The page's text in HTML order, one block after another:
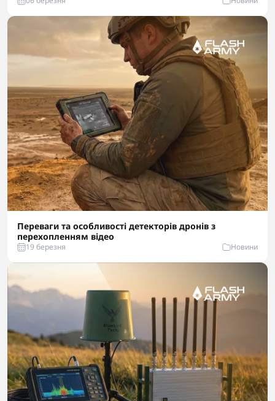
Переваги та особливості детекторів дронів з
перехопленням відео
19 березня Новини